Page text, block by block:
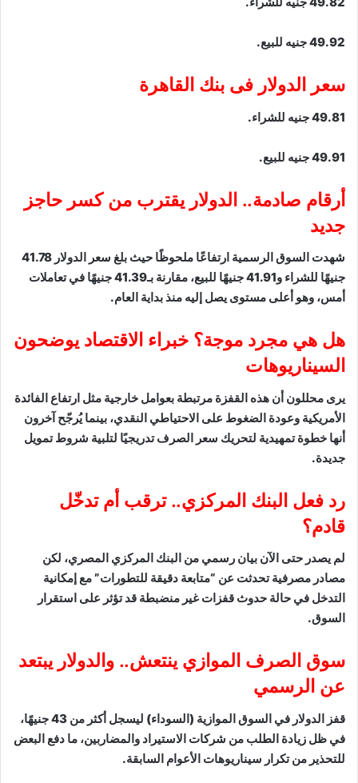
49.92 جنيه للبيع.
سعر الدولار فى بنك القاهرة
49.81 جنيه للشراء.
49.91 جنيه للبيع.
أرقام صادمة.. الدولار يقترب من كسر حاجز
جديد
شهدت السوق الرسمية ارتفاعًا ملحوظًا حيث بلغ سعر الدولار 41.78
جنيهًا للشراء و41.91 جنيهًا للبيع، مقارنة بـ41.39 جنيهًا في تعاملات
أمس، وهو أعلى مستوى يصل إليه منذ بداية العام.
هل هي مجرد موجة؟ خبراء الاقتصاد يوضحون
السيناريوهات
يرى محللون أن هذه القفزة مرتبطة بعوامل خارجية مثل ارتفاع الفائدة
الأمريكية وعودة الضغوط على الاحتياطي النقدي، بينما يُرجّح آخرون
أنها خطوة تمهيدية لتحريك سعر الصرف تدريجيًا لتلبية شروط تمويل
جديدة.
رد فعل البنك المركزي.. ترقب أم تدخّل
قادم؟
لم يصدر حتى الآن بيان رسمي من البنك المركزي المصري، لكن
مصادر مصرفية تحدثت عن “متابعة دقيقة للتطورات” مع إمكانية
التدخل في حالة حدوث قفزات غير منضبطة قد تؤثر على استقرار
السوق.
سوق الصرف الموازي ينتعش.. والدولار يبتعد
عن الرسمي
قفز الدولار في السوق الموازية (السوداء) ليسجل أكثر من 43 جنيهًا،
في ظل زيادة الطلب من شركات الاستيراد والمضاربين، ما دفع البعض
للتحذير من تكرار سيناريوهات الأعوام السابقة.